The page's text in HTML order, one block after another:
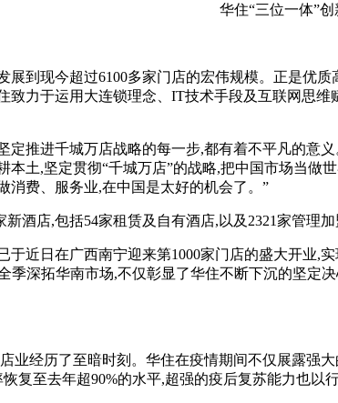
华住“三位一体”创
现今超过6100多家门店的宏伟规模。正是优
致力于运用大连锁理念、IT技术手段及互联网思
进千城万店战略的每一步,都有着不平凡的意
土,坚定贯彻“千城万店”的战略,把中国市场当
消费、服务业,在中国是太好的机会了。”
店,包括54家租赁及自有酒店,以及2321家管理加
日在广西南宁迎来第1000家门店的盛大开业,
季深拓华南市场,不仅彰显了华住不断下沉的坚定
经历了至暗时刻。华住在疫情期间不仅展露强
复至去年超90%的水平,超强的疫后复苏能力也以